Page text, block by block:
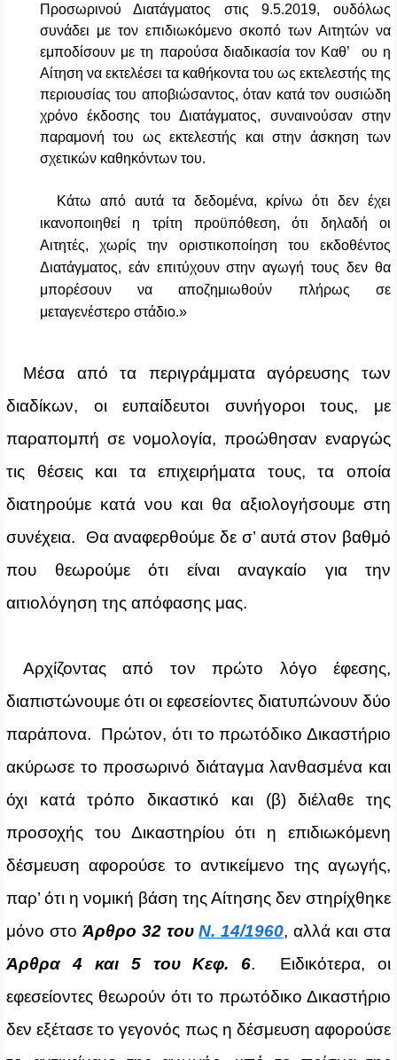
Προσωρινού Διατάγματος στις 9.5.2019, ουδόλως
συνάδει με τον επιδιωκόμενο σκοπό των Αιτητών να
εμποδίσουν με τη παρούσα διαδικασία τον Καθ’ ου η
Αίτηση να εκτελέσει τα καθήκοντα του ως εκτελεστής της
περιουσίας του αποβιώσαντος, όταν κατά τον ουσιώδη
χρόνο έκδοσης του Διατάγματος, συναινούσαν στην
παραμονή του ως εκτελεστής και στην άσκηση των
σχετικών καθηκόντων του.
Κάτω από αυτά τα δεδομένα, κρίνω ότι δεν έχει
ικανοποιηθεί η τρίτη προϋπόθεση, ότι δηλαδή οι
Αιτητές, χωρίς την οριστικοποίηση του εκδοθέντος
Διατάγματος, εάν επιτύχουν στην αγωγή τους δεν θα
μπορέσουν να αποζημιωθούν πλήρως σε
μεταγενέστερο στάδιο.»
Μέσα από τα περιγράμματα αγόρευσης των
διαδίκων, οι ευπαίδευτοι συνήγοροι τους, με
παραπομπή σε νομολογία, προώθησαν εναργώς
τις θέσεις και τα επιχειρήματα τους, τα οποία
διατηρούμε κατά νου και θα αξιολογήσουμε στη
συνέχεια. Θα αναφερθούμε δε σ’ αυτά στον βαθμό
που θεωρούμε ότι είναι αναγκαίο για την
αιτιολόγηση της απόφασης μας.
Αρχίζοντας από τον πρώτο λόγο έφεσης,
διαπιστώνουμε ότι οι εφεσείοντες διατυπώνουν δύο
παράπονα. Πρώτον, ότι το πρωτόδικο Δικαστήριο
ακύρωσε το προσωρινό διάταγμα λανθασμένα και
όχι κατά τρόπο δικαστικό και (β) διέλαθε της
προσοχής του Δικαστηρίου ότι η επιδιωκόμενη
δέσμευση αφορούσε το αντικείμενο της αγωγής,
παρ’ ότι η νομική βάση της Αίτησης δεν στηρίχθηκε
μόνο στο Άρθρο 32 τουΝ. 14/1960, αλλά και στα
Άρθρα 4 και 5 του Κεφ. 6. Ειδικότερα, οι
εφεσείοντες θεωρούν ότι το πρωτόδικο Δικαστήριο
δεν εξέτασε το γεγονός πως η δέσμευση αφορούσε